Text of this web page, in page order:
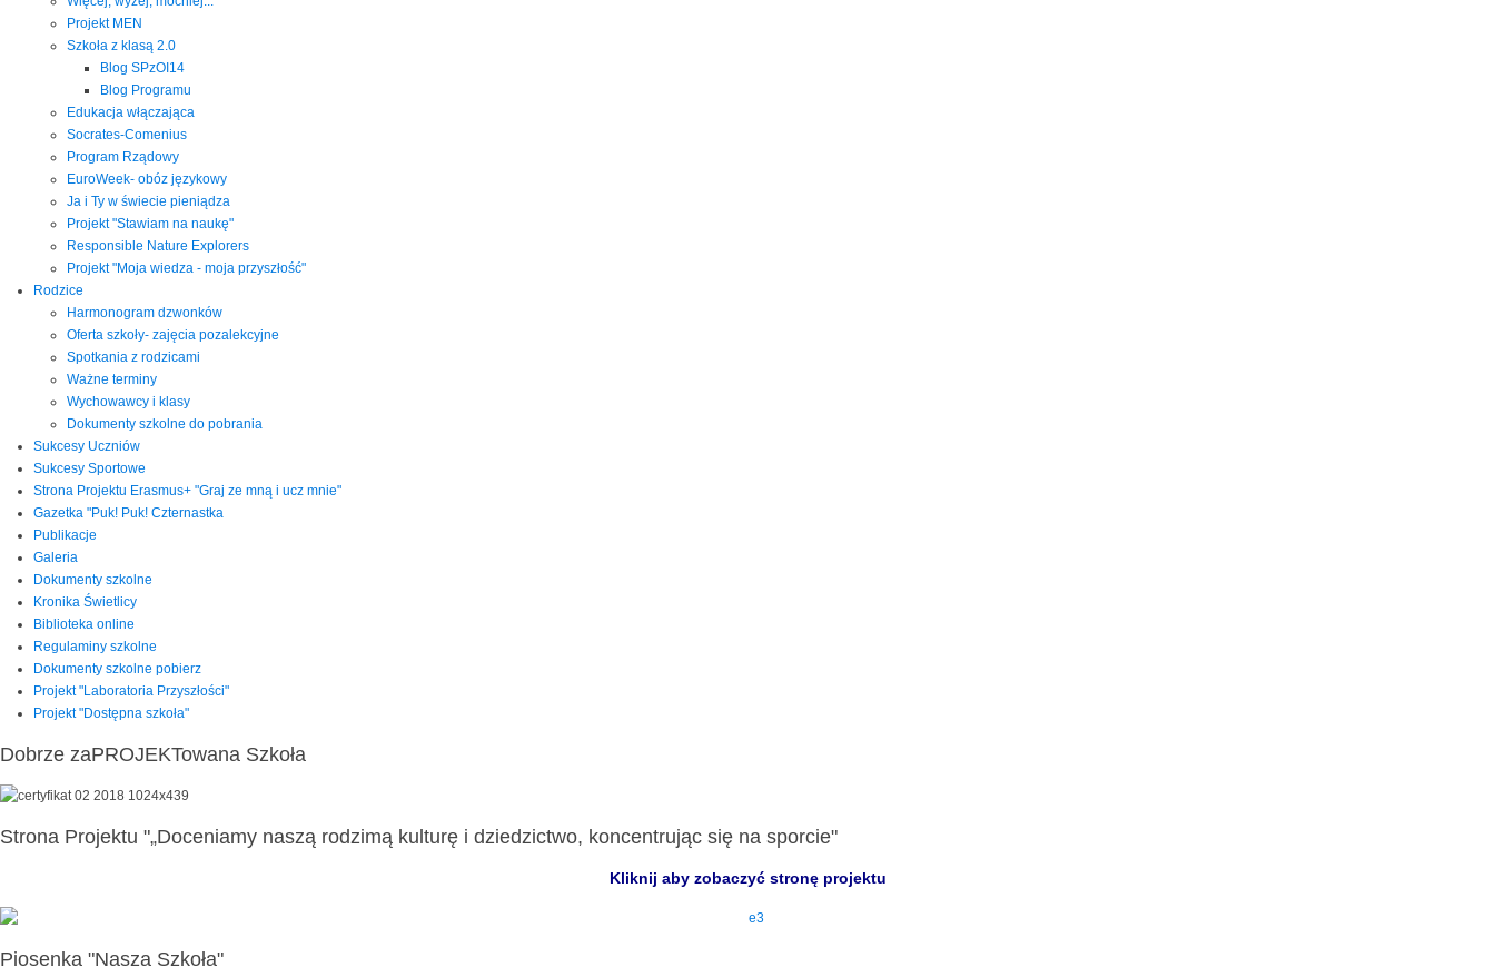
Projekt MEN
Szkoła z klasą 2.0
Blog SPzOI14
Blog Programu
Edukacja włączająca
Socrates-Comenius
Program Rządowy
EuroWeek- obóz językowy
Ja i Ty w świecie pieniądza
Projekt "Stawiam na naukę"
Responsible Nature Explorers
Projekt "Moja wiedza - moja przyszłość"
Rodzice
Harmonogram dzwonków
Oferta szkoły- zajęcia pozalekcyjne
Spotkania z rodzicami
Ważne terminy
Wychowawcy i klasy
Dokumenty szkolne do pobrania
Sukcesy Uczniów
Sukcesy Sportowe
Strona Projektu Erasmus+ "Graj ze mną i ucz mnie"
Gazetka "Puk! Puk! Czternastka
Publikacje
Galeria
Dokumenty szkolne
Kronika Świetlicy
Biblioteka online
Regulaminy szkolne
Dokumenty szkolne pobierz
Projekt "Laboratoria Przyszłości"
Projekt "Dostępna szkoła"
Dobrze zaPROJEKTowana Szkoła
Strona Projektu "„Doceniamy naszą rodzimą kulturę i dziedzictwo, koncentrując się na sporcie"
Kliknij aby zobaczyć stronę projektu
Piosenka "Nasza Szkoła"